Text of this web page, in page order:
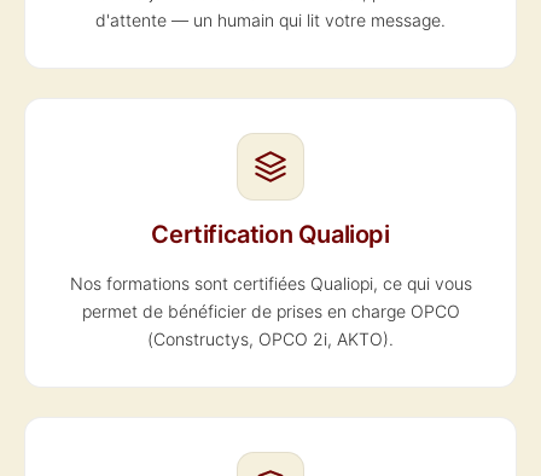
d'attente — un humain qui lit votre message.
Certification Qualiopi
Nos formations sont certifiées Qualiopi, ce qui vous
permet de bénéficier de prises en charge OPCO
(Constructys, OPCO 2i, AKTO).